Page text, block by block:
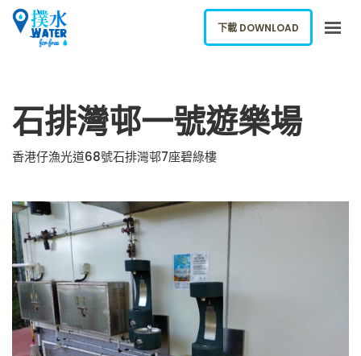
下載應用
ENGLISH
下載 DOWNLOAD
石排灣邨一號遊樂場
香港仔漁光道68號石排灣邨7座碧綠樓
下載 DOWNLOAD